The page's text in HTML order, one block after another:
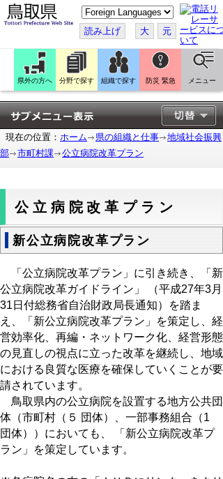
こ
の
ペ
ー
ジ
翻
訳
す
る
読み上げ 大 元
県外の方へ 分野で探す 組織で探す 防災 緊急 メニュー
現在の位置： ホーム 県の組織と仕事
地域社会振興
部
市町村課 公立病院改革プラン
公立病院改革プラン
新公立病院改革プラン
「公立病院改革プラン」に引き続き、「新
公立病院改革ガイドライン」 （平成27年3月
31日付総務省自治財政局長通知）を踏ま
え、「新公立病院改革プラン」を策定し、経
営効率化、再編・ネットワーク化、経営形態
の見直しの視点に立った改革を継続し、地域
における良質な医療を確保していくことが要
請されています。
鳥取県内の公立病院を設置する地方公共団
体（市町村（５ 団体）、一部事務組合（1
団体））においても、 「新公立病院改革プ
ラン」を策定しています。